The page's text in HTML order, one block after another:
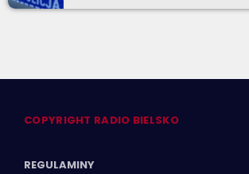
COPYRIGHT RADIO BIELSKO
REGULAMINY